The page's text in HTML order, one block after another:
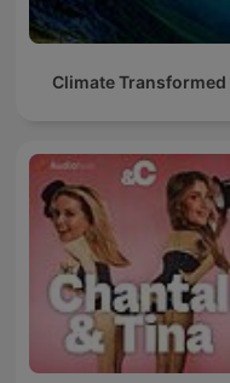
Climate Transformed